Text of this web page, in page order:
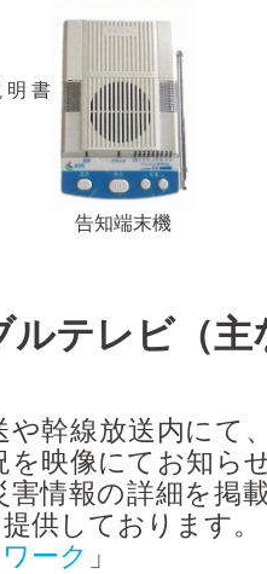
書
告知端末機
ルテレビ（主
や幹線放送内にて
映像にてお知ら
情報の詳細を掲
供しております。
ーク 」